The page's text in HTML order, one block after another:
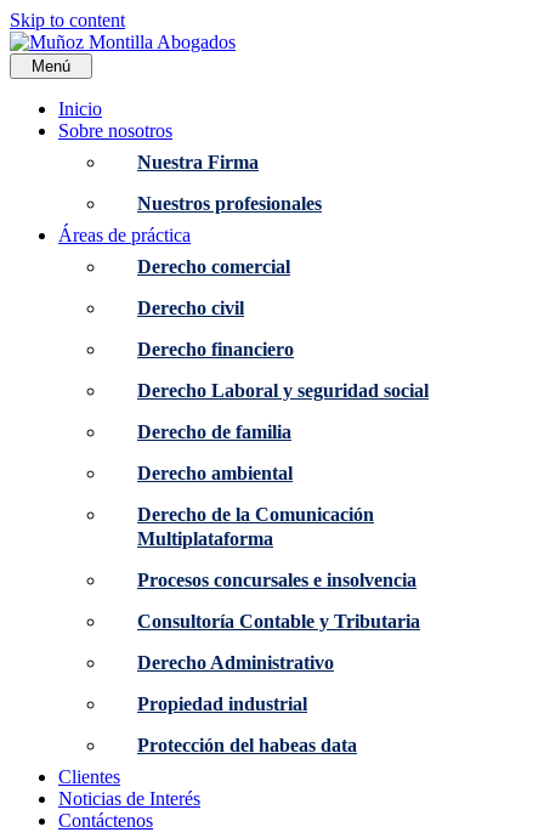
Skip to content
Menú
Inicio
Sobre nosotros
Nuestra Firma
Nuestros profesionales
Áreas de práctica
Derecho comercial
Derecho civil
Derecho financiero
Derecho Laboral y seguridad social
Derecho de familia
Derecho ambiental
Derecho de la Comunicación
Multiplataforma
Procesos concursales e insolvencia
Consultoría Contable y Tributaria
Derecho Administrativo
Propiedad industrial
Protección del habeas data
Clientes
Noticias de Interés
Contáctenos